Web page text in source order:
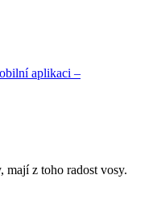
aplikaci –
mají z toho radost vosy.